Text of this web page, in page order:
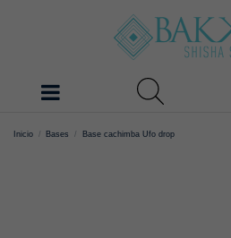
Inicio Bases Base cachimba Ufo drop